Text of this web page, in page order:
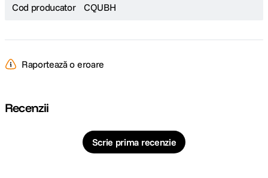
Cod producator CQUBH
Raportează o eroare
Recenzii
Scrie prima recenzie